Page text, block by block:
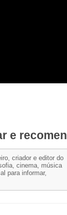
e
criador e editor do
cinema, música
para informar,